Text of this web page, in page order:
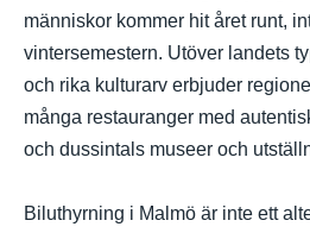
människor kommer hit året runt,
vintersemestern. Utöver landets
och rika kulturarv erbjuder
många restauranger med
och dussintals museer och
Biluthyrning i Malmö är inte ett